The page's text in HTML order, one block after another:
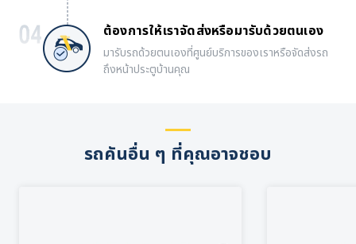
ต้องการให้เราจัดส่งหรือมารับด้วยตนเอง
มารับรถด้วยตนเองที่ศูนย์บริการของเราหรือจัดส่งรถ
ถึงหน้าประตูบ้านคุณ
รถคันอื่น ๆ ที่คุณอาจชอบ